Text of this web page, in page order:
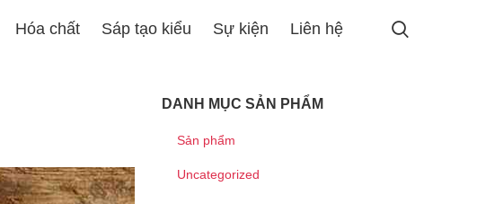
Hóa chất Sáp tạo kiểu Sự kiện Liên hệ
DANH MỤC SẢN PHẨM
Sản phẩm
Uncategorized